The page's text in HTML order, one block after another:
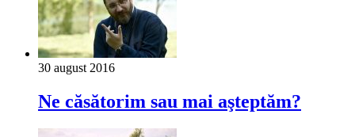
30 august 2016
Ne căsătorim sau mai aşteptăm?